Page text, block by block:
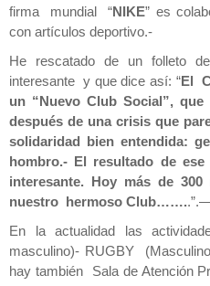
firma mundial “NIKE” es
con artículos deportivo.-
He rescatado de un folleto
interesante y que dice así: “El
un “Nuevo Club Social”,
después de una crisis que
solidaridad bien entendida:
hombro.- El resultado de
interesante. Hoy más de
nuestro hermoso Club…….
En la actualidad las
masculino)- RUGBY
hay también Sala de Atención